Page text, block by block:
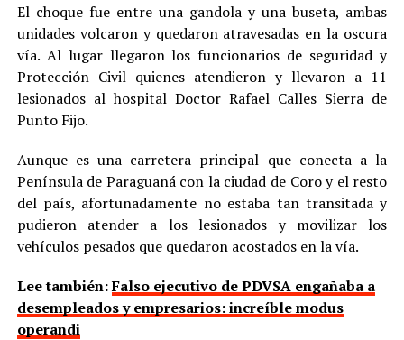
El choque fue entre una gandola y una buseta, ambas
unidades volcaron y quedaron atravesadas en la oscura
vía. Al lugar llegaron los funcionarios de seguridad y
Protección Civil quienes atendieron y llevaron a 11
lesionados al hospital Doctor Rafael Calles Sierra de
Punto Fijo.
Aunque es una carretera principal que conecta a la
Península de Paraguaná con la ciudad de Coro y el resto
del país, afortunadamente no estaba tan transitada y
pudieron atender a los lesionados y movilizar los
vehículos pesados que quedaron acostados en la vía.
Lee también:Falso ejecutivo de PDVSA engañaba a
desempleados y empresarios: increíble modus
operandi